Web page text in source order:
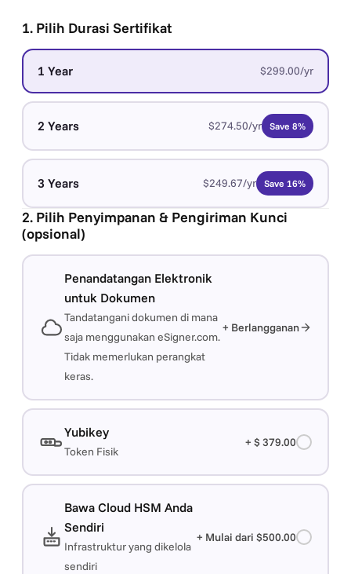
1. Pilih Durasi Sertifikat
1 Year $299.00/yr
2 Years $274.50/yr Save 8%
3 Years $249.67/yr Save 16%
2. Pilih Penyimpanan & Pengiriman Kunci
(opsional)
Penandatangan Elektronik
untuk Dokumen
Tandatangani dokumen di mana
saja menggunakan eSigner.com.
Tidak memerlukan perangkat
keras.
+ Berlangganan
Yubikey
Token Fisik
+ $ 379.00
Bawa Cloud HSM Anda
Sendiri
Infrastruktur yang dikelola
sendiri
+ Mulai dari $500.00